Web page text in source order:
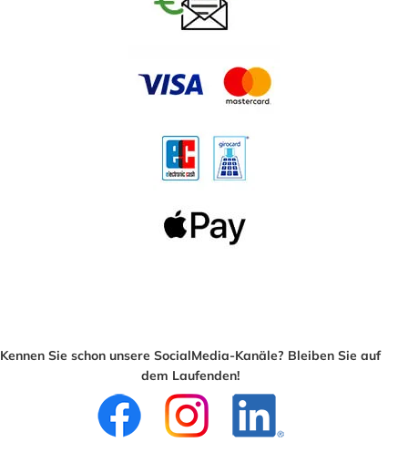
Kennen Sie schon unsere SocialMedia-Kanäle? Bleiben Sie auf
dem Laufenden!